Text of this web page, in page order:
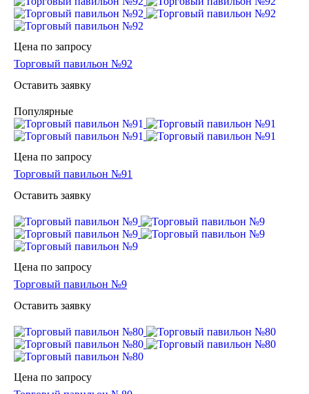
Цена по запросу
Торговый павильон №92
Оставить заявку
Популярные
Цена по запросу
Торговый павильон №91
Оставить заявку
Цена по запросу
Торговый павильон №9
Оставить заявку
Цена по запросу